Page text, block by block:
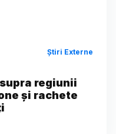
Știri Externe
regiunii
și rachete